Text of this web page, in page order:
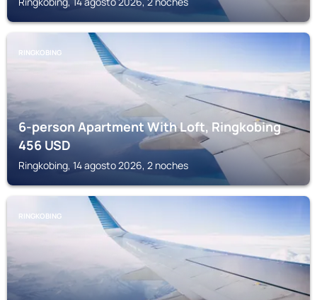
RINGKOBING
6-person Apartment With Loft, Ringkobing
456USD
Ringkobing, 14 agosto 2026, 2 noches
RINGKOBING